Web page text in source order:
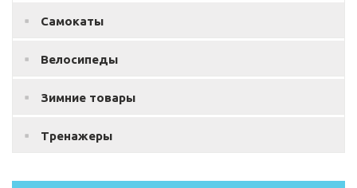
Самокаты
Велосипеды
Зимние товары
Тренажеры